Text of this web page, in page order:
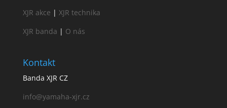
XJR akce | XJR technika
XJR banda | O nás
Kontakt
Banda XJR CZ
info@yamaha-xjr.cz